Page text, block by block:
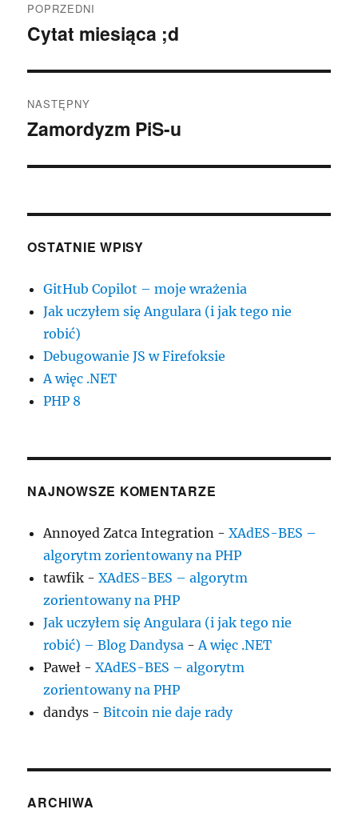
wpisu
POPRZEDNI
Poprzedni
Cytat miesiąca ;d
NASTĘPNY
Następny
Zamordyzm PiS-u
OSTATNIE WPISY
GitHub Copilot – moje wrażenia
Jak uczyłem się Angulara (i jak tego nie
robić)
Debugowanie JS w Firefoksie
A więc .NET
PHP 8
NAJNOWSZE KOMENTARZE
Annoyed Zatca Integration -XAdES-BES –
algorytm zorientowany na PHP
tawfik -XAdES-BES – algorytm
zorientowany na PHP
Jak uczyłem się Angulara (i jak tego nie
robić) – Blog Dandysa -A więc .NET
Paweł -XAdES-BES – algorytm
zorientowany na PHP
dandys -Bitcoin nie daje rady
ARCHIWA